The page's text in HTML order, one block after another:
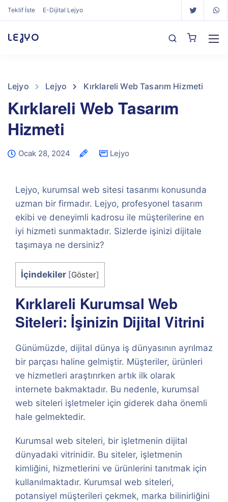
Teklif İste E-Dijital Lejyo
LEJYO
Lejyo Lejyo Kırklareli Web Tasarım Hizmeti
Kırklareli Web Tasarım
Hizmeti
Ocak 28, 2024 Lejyo
Lejyo, kurumsal web sitesi tasarımı konusunda
uzman bir firmadır. Lejyo, profesyonel tasarım
ekibi ve deneyimli kadrosu ile müşterilerine en
iyi hizmeti sunmaktadır. Sizlerde işinizi dijitale
taşımaya ne dersiniz?
İçindekiler [Göster]
Kırklareli Kurumsal Web
Siteleri: İşinizin Dijital Vitrini
Günümüzde, dijital dünya iş dünyasının ayrılmaz
bir parçası haline gelmiştir. Müşteriler, ürünleri
ve hizmetleri araştırırken artık ilk olarak
internete bakmaktadır. Bu nedenle, kurumsal
web siteleri işletmeler için giderek daha önemli
hale gelmektedir.
Kurumsal web siteleri, bir işletmenin dijital
dünyadaki vitrinidir. Bu siteler, işletmenin
kimliğini, hizmetlerini ve ürünlerini tanıtmak için
kullanılmaktadır. Kurumsal web siteleri,
potansiyel müşterileri çekmek, marka bilinirliğini